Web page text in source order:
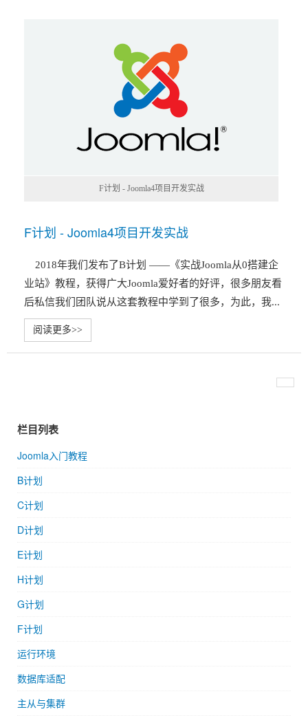
F计划 - Joomla4项目开发实战
F计划 - Joomla4项目开发实战
2018年我们发布了B计划 ——《实战Joomla从0搭建企
业站》教程，获得广大Joomla爱好者的好评，很多朋友看
后私信我们团队说从这套教程中学到了很多，为此，我...
阅读更多>>
栏目列表
Joomla入门教程
B计划
C计划
D计划
E计划
H计划
G计划
F计划
运行环境
数据库适配
主从与集群